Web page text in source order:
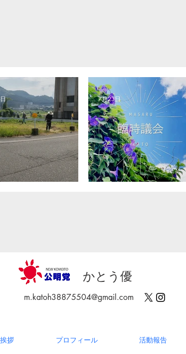
奉仕デー 臨時議会
7月23日
かとう優
m.katoh38875504@gmail.com
拶 プロフィール 活動報告